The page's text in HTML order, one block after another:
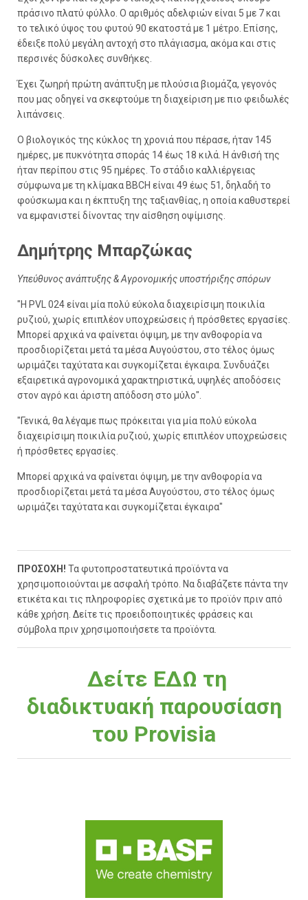
πράσινο πλατύ φύλλο. Ο αριθμός αδελφιών είναι 5 με 7 και
το τελικό ύψος του φυτού 90 εκατοστά με 1 μέτρο. Επίσης,
έδειξε πολύ μεγάλη αντοχή στο πλάγιασμα, ακόμα και στις
περσινές δύσκολες συνθήκες.
Έχει ζωηρή πρώτη ανάπτυξη με πλούσια βιομάζα, γεγονός
που μας οδηγεί να σκεφτούμε τη διαχείριση με πιο φειδωλές
λιπάνσεις.
Ο βιολογικός της κύκλος τη χρονιά που πέρασε, ήταν 145
ημέρες, με πυκνότητα σποράς 14 έως 18 κιλά. Η άνθισή της
ήταν περίπου στις 95 ημέρες. Το στάδιο καλλιέργειας
σύμφωνα με τη κλίμακα BBCH είναι 49 έως 51, δηλαδή το
φούσκωμα και η έκπτυξη της ταξιανθίας, η οποία καθυστερεί
να εμφανιστεί δίνοντας την αίσθηση οψίμισης.
Δημήτρης Μπαρζώκας
Υπεύθυνος ανάπτυξης & Αγρονομικής υποστήριξης σπόρων
"Η PVL 024 είναι μία πολύ εύκολα διαχειρίσιμη ποικιλία
ρυζιού, χωρίς επιπλέον υποχρεώσεις ή πρόσθετες εργασίες.
Μπορεί αρχικά να φαίνεται όψιμη, με την ανθοφορία να
προσδιορίζεται μετά τα μέσα Αυγούστου, στο τέλος όμως
ωριμάζει ταχύτατα και συγκομίζεται έγκαιρα. Συνδυάζει
εξαιρετικά αγρονομικά χαρακτηριστικά, υψηλές αποδόσεις
στον αγρό και άριστη απόδοση στο μύλο".
"Γενικά, θα λέγαμε πως πρόκειται για μία πολύ εύκολα
διαχειρίσιμη ποικιλία ρυζιού, χωρίς επιπλέον υποχρεώσεις
ή πρόσθετες εργασίες.
Μπορεί αρχικά να φαίνεται όψιμη, με την ανθοφορία να
προσδιορίζεται μετά τα μέσα Αυγούστου, στο τέλος όμως
ωριμάζει ταχύτατα και συγκομίζεται έγκαιρα"
ΠΡΟΣΟΧΗ! Τα φυτοπροστατευτικά προϊόντα να
χρησιμοποιούνται με ασφαλή τρόπο. Να διαβάζετε πάντα την
ετικέτα και τις πληροφορίες σχετικά με το προϊόν πριν από
κάθε χρήση. Δείτε τις προειδοποιητικές φράσεις και
σύμβολα πριν χρησιμοποιήσετε τα προϊόντα.
Δείτε ΕΔΩ τη
διαδικτυακή παρουσίαση
του Provisia